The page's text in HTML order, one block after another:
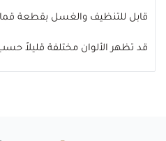
قابل للتنظيف والغسل بقطعة
قد تظهر الألوان مختلفة قليلاً